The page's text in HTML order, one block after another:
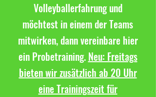
Volleyballerfahrung und
möchtest in einem der Teams
mitwirken, dann vereinbare hier
ein Probetraining. Neu: Freitags
bieten wir zusätzlich ab 20 Uhr
eine Trainingszeit für